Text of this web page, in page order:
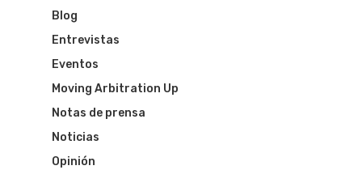
Blog
Entrevistas
Eventos
Moving Arbitration Up
Notas de prensa
Noticias
Opinión